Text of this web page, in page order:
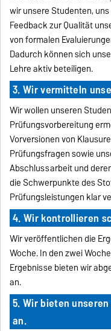
wir unsere Studenten,
Feedback zur Qualität
von formalen
Dadurch können sich
Lehre aktiv beteiligen.
3. Wir vermitteln
Wir wollen unseren
Prüfungsvorbereitung
Vorversionen von
Prüfungsfragen sowie
Abschlussarbeit und
die Schwerpunkte des
Prüfungsleistungen klar
4. Wir kontrollieren
Wir veröffentlichen die
Woche. In den zwei
Ergebnisse bieten wir
an.
5. Wir bieten
an.